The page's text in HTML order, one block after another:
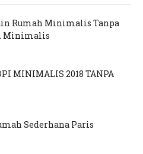
Rumah Minimalis Tanpa
Minimalis
MINIMALIS 2018 TANPA
Sederhana Paris